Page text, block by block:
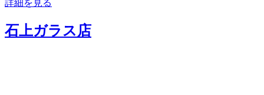
詳細を見る
石上ガラス店